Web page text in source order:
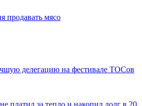
продавать мясо
делегацию на фестивале ТОСов